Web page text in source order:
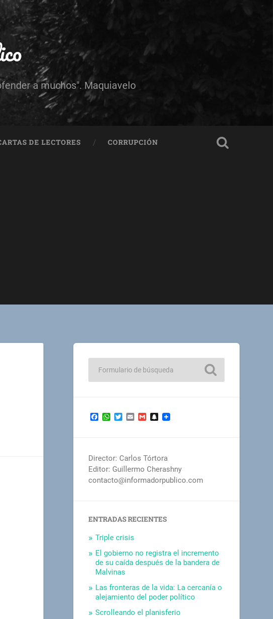
a muchos". Maquiavelo
DE LECTORES CORRUPCIÓN
Facebook
WhatsApp
TwitterEmailGmailSnapchat
Director: Carlos Tórtora
Editor: Guillermo Cherashny
contacto@informadorpublico.com
ENTRADAS RECIENTES
Triple crisis
El gobierno no registra el incremento
de su caída después de la bandera de
Malvinas
Las fronteras de la vida: La cercanía o
alejamiento del poder político
Scrolleando el planisferio